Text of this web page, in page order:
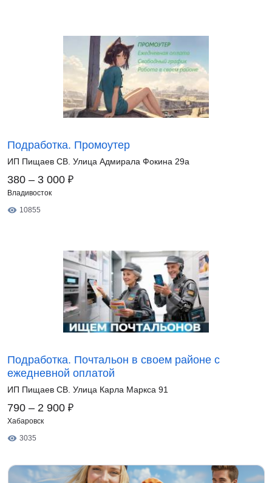
Подработка. Промоутер
ИП Пищаев СВ. Улица Адмирала Фокина 29а
380 – 3 000 ₽
Владивосток
10855
Подработка. Почтальон в своем районе с
ежедневной оплатой
ИП Пищаев СВ. Улица Карла Маркса 91
790 – 2 900 ₽
Хабаровск
3035